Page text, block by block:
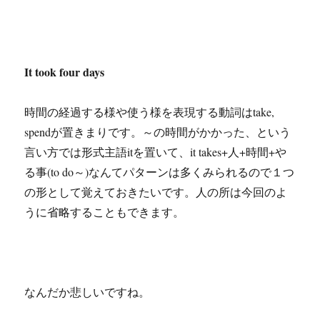
It took four days
時間の経過する様や使う様を表現する動詞はtake,
spendが置きまりです。～の時間がかかった、という
言い方では形式主語itを置いて、it takes+人+時間+や
る事(to do～)なんてパターンは多くみられるので１つ
の形として覚えておきたいです。人の所は今回のよ
うに省略することもできます。
なんだか悲しいですね。